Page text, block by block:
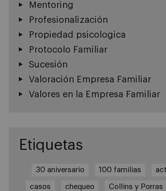
Mentoring
Profesionalización
Propiedad psicologica
Protocolo Familiar
Sucesión
Valoración Empresa Familiar
Valores en la Empresa Familiar
Etiquetas
30 aniversario 100 familias
casos chequeo Collins y Porras